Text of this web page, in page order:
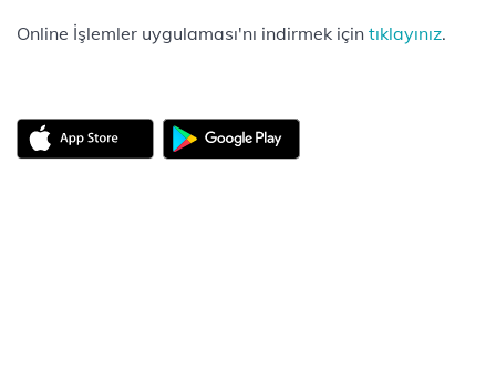
Online İşlemler uygulaması'nı indirmek için tıklayınız.